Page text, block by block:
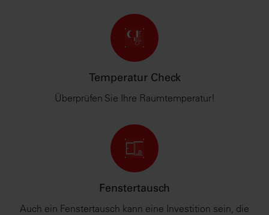
Temperatur Check
Überprüfen Sie Ihre Raumtemperatur!
Fenstertausch
Auch ein Fenstertausch kann eine Investition sein, die